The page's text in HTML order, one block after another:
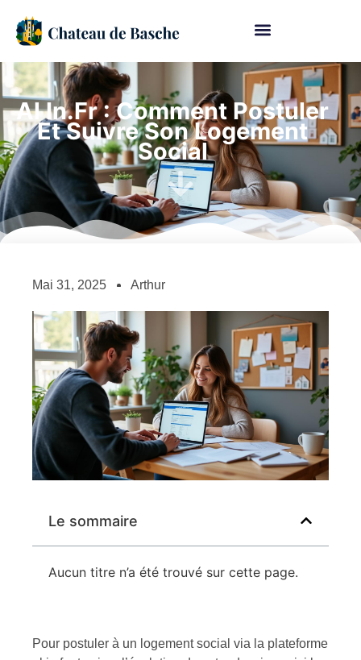
Al In.fr : Comment Postuler
Et Suivre Son Logement
Social
Mai 31, 2025 Arthur
Le sommaire
Aucun titre n’a été trouvé sur cette page.
Pour postuler à un logement social via la plateforme